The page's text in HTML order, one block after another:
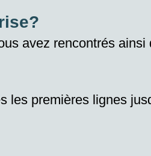
avez rencontrés ainsi
les premières lignes